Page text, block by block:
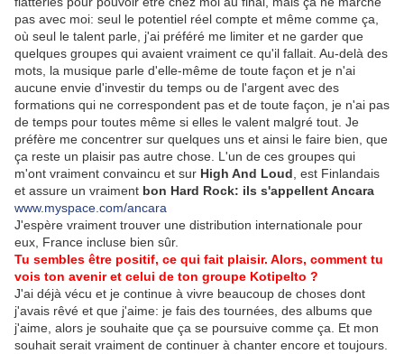
pas avec moi: seul le potentiel réel compte et même comme ça,
où seul le talent parle, j'ai préféré me limiter et ne garder que
quelques groupes qui avaient vraiment ce qu'il fallait. Au-delà des
mots, la musique parle d'elle-même de toute façon et je n'ai
aucune envie d'investir du temps ou de l'argent avec des
formations qui ne correspondent pas et de toute façon, je n'ai pas
de temps pour toutes même si elles le valent malgré tout. Je
préfère me concentrer sur quelques uns et ainsi le faire bien, que
ça reste un plaisir pas autre chose. L'un de ces groupes qui
m'ont vraiment convaincu et sur High And Loud , est Finlandais
et assure un vraiment bon Hard Rock: ils s'appellent Ancara
www.myspace.com/ancara
J'espère vraiment trouver une distribution internationale pour
eux, France incluse bien sûr.
Tu sembles être positif, ce qui fait plaisir. Alors, comment tu
vois ton avenir et celui de ton groupe Kotipelto ?
J'ai déjà vécu et je continue à vivre beaucoup de choses dont
j'avais rêvé et que j'aime: je fais des tournées, des albums que
j'aime, alors je souhaite que ça se poursuive comme ça. Et mon
souhait serait vraiment de continuer à chanter encore et toujours.